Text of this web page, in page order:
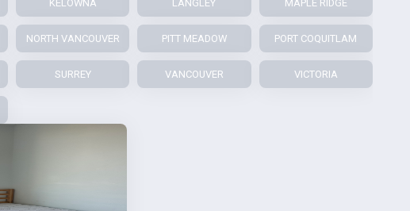
KELOWNA LANGLEY MAPLE RIDGE
NORTH VANCOUVER PITT MEADOW PORT COQUITLAM
SURREY VANCOUVER VICTORIA